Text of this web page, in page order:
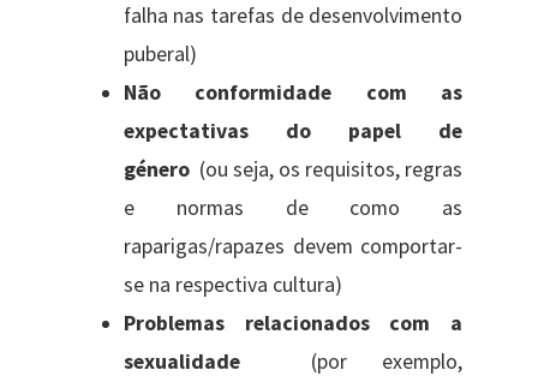
falha nas tarefas de desenvolvimento
puberal)
Não conformidade com as
expectativas do papel de
género(ou seja, os requisitos, regras
e normas de como as
raparigas/rapazes devem comportar-
se na respectiva cultura)
Problemas relacionados com a
sexualidade(por exemplo,